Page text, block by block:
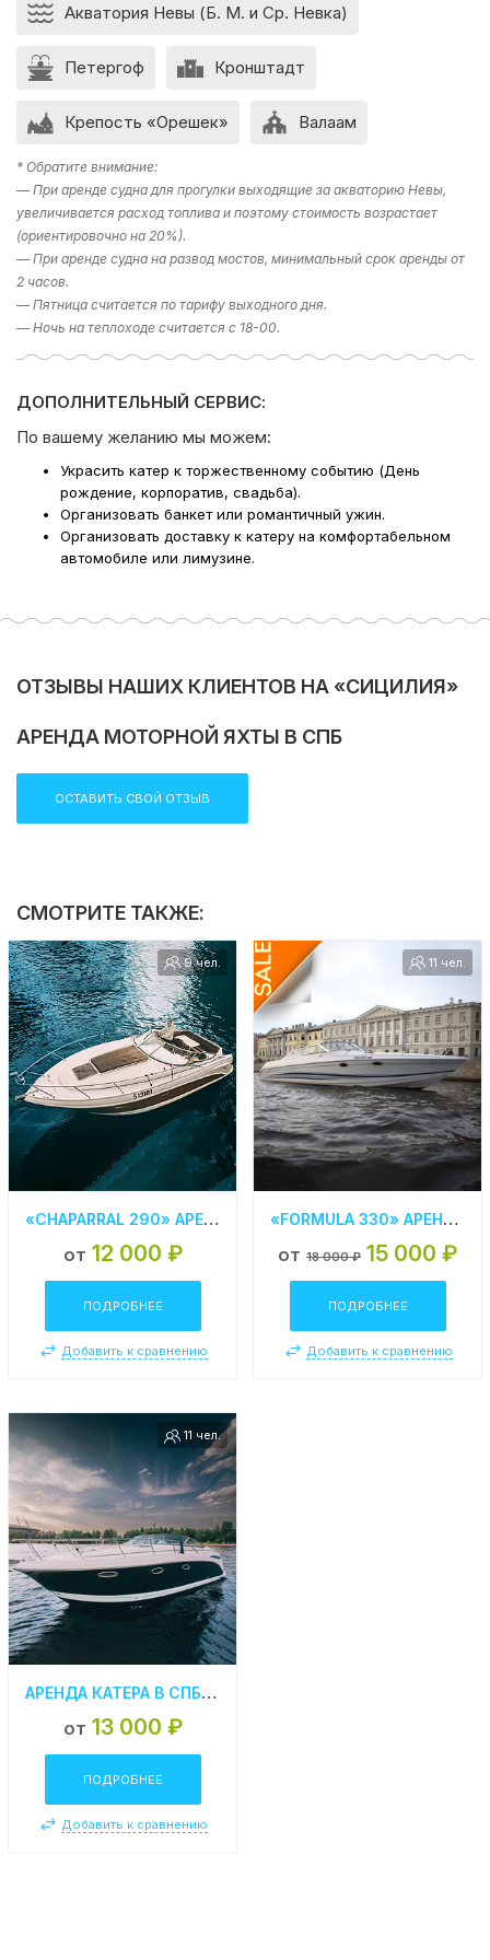
выбрать?” , то в подборе экскурсии вам поможет наш
направления. Либо наш менеджер предложит вам
варианты исходя из ваших пожеланий – просто наберите
телефон в шапке сайта!
аренду яхты в СПб
Акватория Невы (Б. М. и Ср. Невка)
Петергоф Кронштадт
Крепость «Орешек» Валаам
* Обратите внимание:
— При аренде судна для прогулки выходящие за акваторию Невы,
увеличивается расход топлива и поэтому стоимость возрастает
(ориентировочно на 20%).
— При аренде судна на развод мостов, минимальный срок аренды от
2 часов.
— Пятница считается по тарифу выходного дня.
— Ночь на теплоходе считается с 18-00.
ДОПОЛНИТЕЛЬНЫЙ СЕРВИС:
По вашему желанию мы можем:
Украсить катер к торжественному событию (День
рождение, корпоратив, свадьба).
Организовать банкет или романтичный ужин.
Организовать доставку к катеру на комфортабельном
автомобиле или лимузине.
ОТЗЫВЫ НАШИХ КЛИЕНТОВ НА «СИЦИЛИЯ»
АРЕНДА МОТОРНОЙ ЯХТЫ В СПБ
ОСТАВИТЬ СВОЙ ОТЗЫВ
СМОТРИТЕ ТАКЖЕ:
9 чел.
«CHAPARRAL 290» АРЕНДА КАТЕРА В СПБ
от 12 000 ₽
ПОДРОБНЕЕ
Добавить к сравнению
11 чел.
«FORMULA 330» АРЕНДА КАТЕРА В СПБ
от 18 000 ₽ 15 000 ₽
ПОДРОБНЕЕ
Добавить к сравнению
11 чел.
АРЕНДА КАТЕРА В СПБ «CHAPARRAL 330»
от 13 000 ₽
ПОДРОБНЕЕ
Добавить к сравнению